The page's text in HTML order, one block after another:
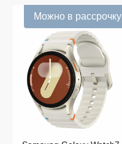
Можно в рассрочку